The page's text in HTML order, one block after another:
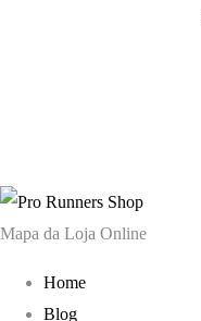
Mapa da Loja Online
Home
Blog